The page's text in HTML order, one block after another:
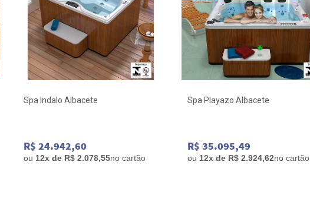
Spa Indalo Albacete
R$ 24.942,60
ou 12x de R$ 2.078,55no cartão
Spa Playazo Albacete
R$ 35.095,49
ou 12x de R$ 2.924,62no cartão